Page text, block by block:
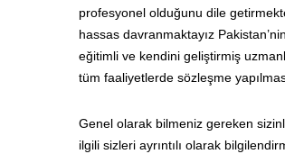
profesyonel olduğunu dile
hassas davranmaktayız
eğitimli ve kendini geliştirmiş
tüm faaliyetlerde sözleşme
Genel olarak bilmeniz gereken
ilgili sizleri ayrıntılı olarak